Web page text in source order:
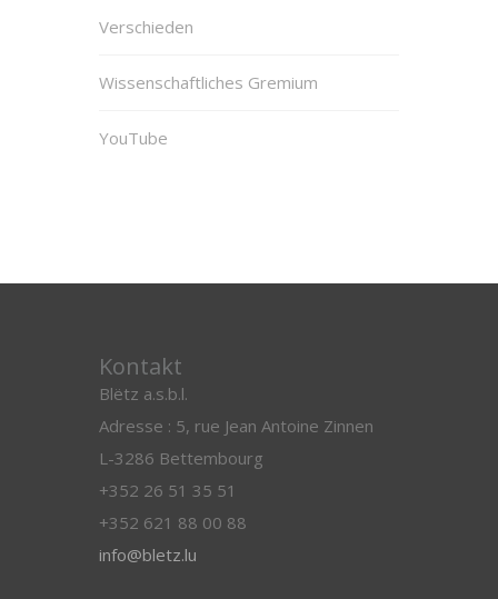
Verschieden
Wissenschaftliches Gremium
YouTube
Kontakt
Blëtz a.s.b.l.
Adresse : 5, rue Jean Antoine Zinnen
L-3286 Bettembourg
+352 26 51 35 51
+352 621 88 00 88
info@bletz.lu